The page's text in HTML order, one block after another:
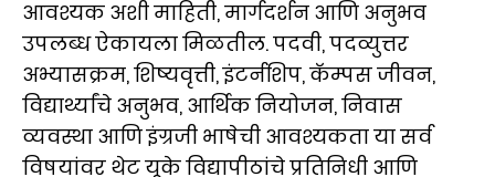
आवश्यक अशी माहिती, मार्गदर्शन आणि अनुभव
उपलब्ध ऐकायला मिळतील. पदवी, पदव्युत्तर
अभ्यासक्रम, शिष्यवृत्ती, इंटर्नशिप, कॅम्पस जीवन,
विद्यार्थ्यांचे अनुभव, आर्थिक नियोजन, निवास
व्यवस्था आणि इंग्रजी भाषेची आवश्यकता या सर्व
विषयांवर थेट यूके विद्यापीठांचे प्रतिनिधी आणि